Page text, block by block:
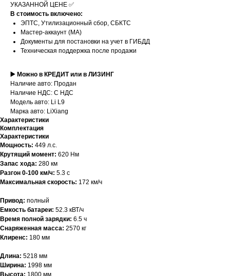
УКАЗАННОЙ ЦЕНЕ ✅
В стоимость включено:
ЭПТС, Утилизационный сбор, СБКТС
Мастер-аккаунт (MA)
Документы для постановки на учет в ГИБДД
Техническая поддержка после продажи
▶️ Можно в КРЕДИТ или в ЛИЗИНГ
Наличие авто: Продан
Наличие НДС: С НДС
Модель авто: Li L9
Марка авто: LiXiang
Характеристики
Комплектация
Характеристики
Мощность: 449 л.с.
Крутящий момент: 620 Нм
Запас хода: 280 км
Разгон 0-100 км/ч: 5.3 с
Максимальная скорость: 172 км/ч
Привод: полный
Емкость батареи: 52.3 кВТ/ч
Время полной зарядки: 6.5 ч
Снаряженная масса: 2570 кг
Клиренс: 180 мм
Длина: 5218 мм
Ширина: 1998 мм